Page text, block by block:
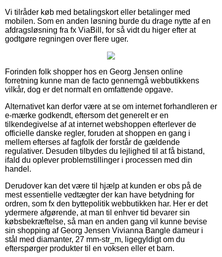
Vi tilråder køb med betalingskort eller betalinger med
mobilen. Som en anden løsning burde du drage nytte af en
afdragsløsning fra fx ViaBill, for så vidt du higer efter at
godtgøre regningen over flere uger.
Forinden folk shopper hos en Georg Jensen online
forretning kunne man de facto gennemgå webbutikkens
vilkår, dog er det normalt en omfattende opgave.
Alternativet kan derfor være at se om internet forhandleren er
e-mærke godkendt, eftersom det generelt er en
tilkendegivelse af at internet webshoppen efterlever de
officielle danske regler, foruden at shoppen en gang i
mellem efterses af fagfolk der forstår de gældende
regulativer. Desuden tilbydes du lejlighed til at få bistand,
ifald du oplever problemstillinger i processen med din
handel.
Derudover kan det være til hjælp at kunden er obs på de
mest essentielle vedtægter der kan have betydning for
ordren, som fx den byttepolitik webbutikken har. Her er det
ydermere afgørende, at man til enhver tid bevarer sin
købsbekræftelse, så man en anden gang vil kunne bevise
sin shopping af Georg Jensen Vivianna Bangle dameur i
stål med diamanter, 27 mm-str_m, ligegyldigt om du
efterspørger produkter til en voksen eller et barn.